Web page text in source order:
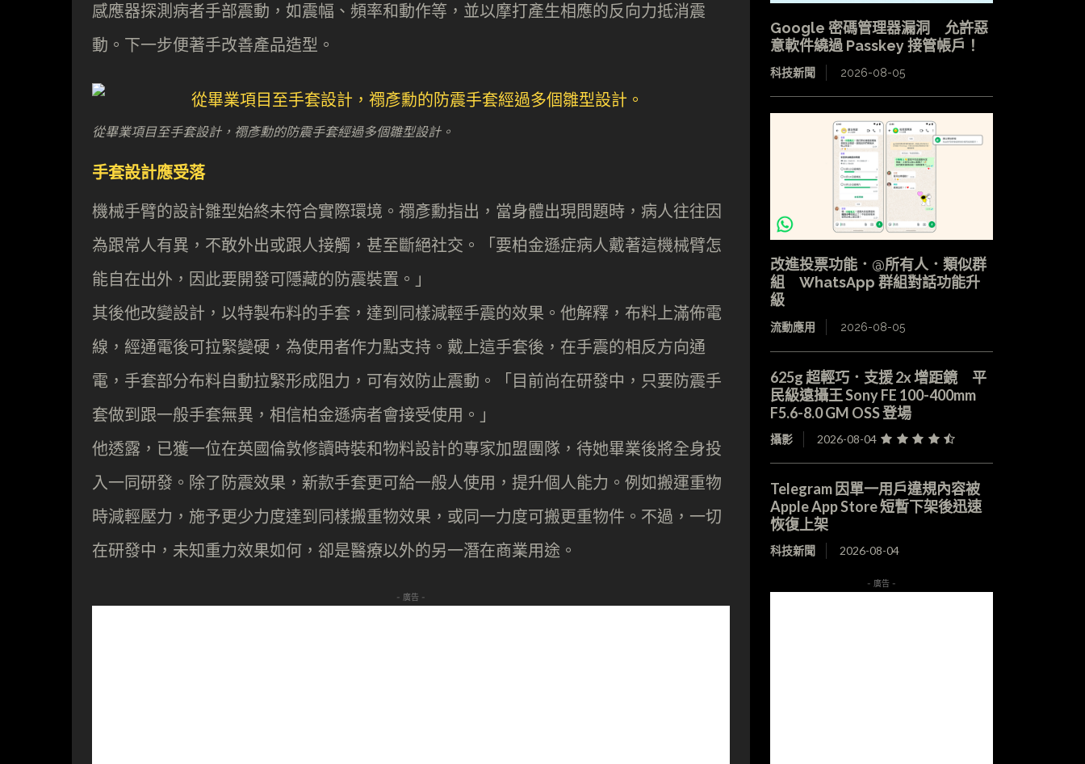
感應器探測病者手部震動，如震幅、頻率和動作等，並以摩打產生相應的反向力抵消震
動。下一步便著手改善產品造型。
從畢業項目至手套設計，禤彥勳的防震手套經過多個雛型設計。
手套設計應受落
機械手臂的設計雛型始終未符合實際環境。禤彥勳指出，當身體出現問題時，病人往往因
為跟常人有異，不敢外出或跟人接觸，甚至斷絕社交。「要柏金遜症病人戴著這機械臂怎
能自在出外，因此要開發可隱藏的防震裝置。」
其後他改變設計，以特製布料的手套，達到同樣減輕手震的效果。他解釋，布料上滿佈電
線，經通電後可拉緊變硬，為使用者作力點支持。戴上這手套後，在手震的相反方向通
電，手套部分布料自動拉緊形成阻力，可有效防止震動。「目前尚在研發中，只要防震手
套做到跟一般手套無異，相信柏金遜病者會接受使用。」
他透露，已獲一位在英國倫敦修讀時裝和物料設計的專家加盟團隊，待她畢業後將全身投
入一同研發。除了防震效果，新款手套更可給一般人使用，提升個人能力。例如搬運重物
時減輕壓力，施予更少力度達到同樣搬重物效果，或同一力度可搬更重物件。不過，一切
在研發中，未知重力效果如何，卻是醫療以外的另一潛在商業用途。
- 廣告 -
Google 密碼管理器漏洞 允許惡
意軟件繞過 Passkey 接管帳戶！
科技新聞 2026-08-05
改進投票功能．@所有人．類似群
組 WhatsApp 群組對話功能升
級
流動應用 2026-08-05
625g 超輕巧．支援 2x 增距鏡 平
民級遠攝王 Sony FE 100-400mm
F5.6-8.0 GM OSS 登場
攝影 2026-08-04
Telegram 因單一用戶違規內容被
Apple App Store 短暫下架後迅速
恢復上架
科技新聞 2026-08-04
- 廣告 -